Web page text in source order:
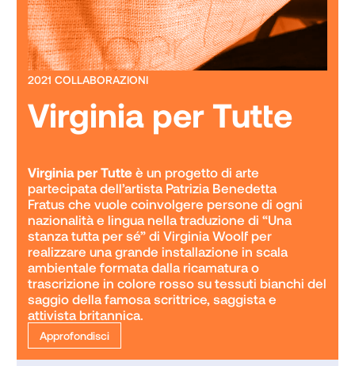
2021 COLLABORAZIONI
Virginia per Tutte
Virginia per Tutte è un progetto di arte
partecipata dell’artista Patrizia Benedetta
Fratus che vuole coinvolgere persone di ogni
nazionalità e lingua nella traduzione di “Una
stanza tutta per sé” di Virginia Woolf per
realizzare una grande installazione in scala
ambientale formata dalla ricamatura o
trascrizione in colore rosso su tessuti bianchi del
saggio della famosa scrittrice, saggista e
attivista britannica.
Approfondisci